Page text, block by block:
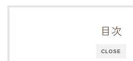
CLOSE
目次